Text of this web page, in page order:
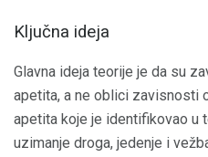
Ključna ideja
Glavna ideja teorije je da su
apetita, a ne oblici zavisnosti
apetita koje je identifikovao u
uzimanje droga, jedenje i